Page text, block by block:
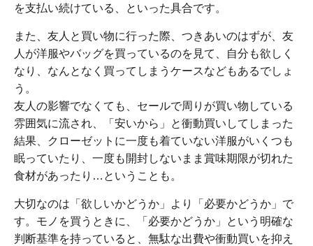
を支払い続けている、といった具合です。
また、友人と買い物に行った際、つきあいのはずが、友
人が洋服やバッグを買っているのを見て、自分も欲しく
なり、なんとなく買ってしまうケースなどもあるでしょ
う。
友人の影響でなくても、セールで周りが買い物している
雰囲気に流され、「安いから」と衝動買いしてしまった
結果、クローゼットに一度も着ていない洋服がいくつも
眠っていたり、一度も開封しないまま賞味期限が切れた
食材があったり…ということも。
大切なのは「欲しいかどうか」より「必要かどうか」で
す。モノを買うときに、「必要かどうか」という明確な
判断基準を持っていると、無駄な出費や衝動買いを抑え